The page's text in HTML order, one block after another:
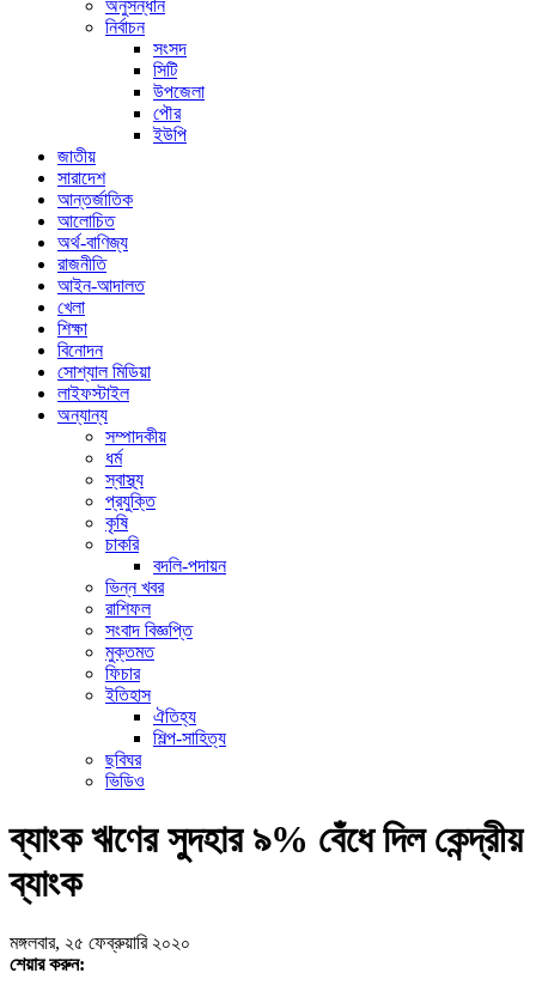
অনুসন্ধান
নির্বাচন
সংসদ
সিটি
উপজেলা
পৌর
ইউপি
জাতীয়
সারাদেশ
আন্তর্জাতিক
আলোচিত
অর্থ-বাণিজ্য
রাজনীতি
আইন-আদালত
খেলা
শিক্ষা
বিনোদন
সোশ্যাল মিডিয়া
লাইফস্টাইল
অন্যান্য
সম্পাদকীয়
ধর্ম
স্বাস্থ্য
প্রযুক্তি
কৃষি
চাকরি
বদলি-পদায়ন
ভিন্ন খবর
রাশিফল
সংবাদ বিজ্ঞপ্তি
মুক্তমত
ফিচার
ইতিহাস
ঐতিহ্য
শিল্প-সাহিত্য
ছবিঘর
ভিডিও
ব্যাংক ঋণের সুদহার ৯% বেঁধে দিল কেন্দ্রীয়
ব্যাংক
মঙ্গলবার, ২৫ ফেব্রুয়ারি ২০২০
শেয়ার করুন: